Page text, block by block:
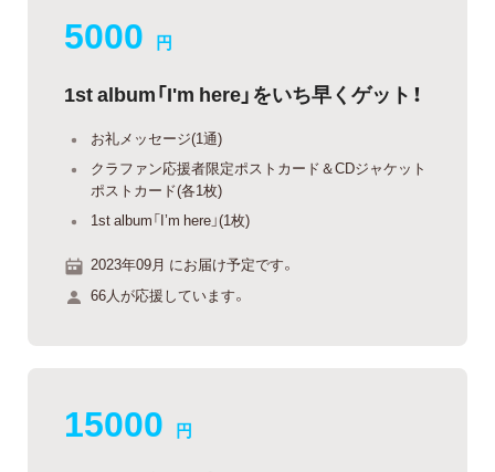
5000 円
1st album「I'm here」をいち早くゲット！
お礼メッセージ(1通)
クラファン応援者限定ポストカード＆CDジャケット
ポストカード(各1枚)
1st album「I’m here」(1枚)
2023年09月 にお届け予定です。
66人が応援しています。
15000 円